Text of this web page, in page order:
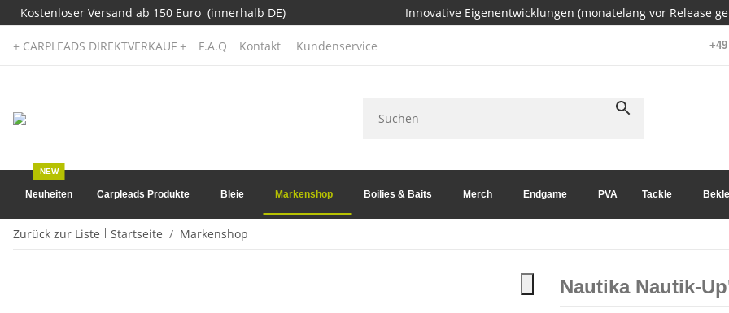
Kostenloser Versand ab 150 Euro (innerhalb DE) Innovative Eigenentwicklungen (monatelang vor Release
+ CARPLEADS DIREKTVERKAUF + F.A.Q Kontakt Kundenservice
Neuheiten
NEW
Carpleads Produkte Bleie Markenshop Boilies & Baits Merch Endgame PVA Tackle
Zurück zur Liste Startseite Markenshop
Nautika Nautik-